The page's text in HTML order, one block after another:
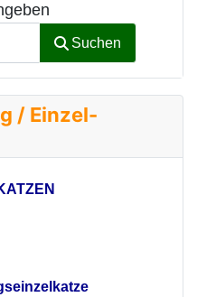
Suchen
/ Einzel-